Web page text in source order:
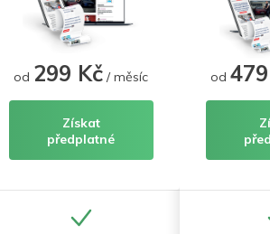
od 299 Kč / měsíc
Získat
předplatné
od